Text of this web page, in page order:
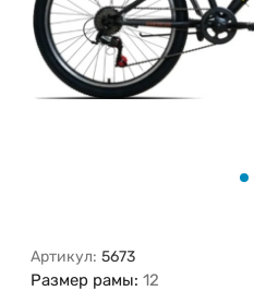
Артикул: 5673
Размер рамы: 12